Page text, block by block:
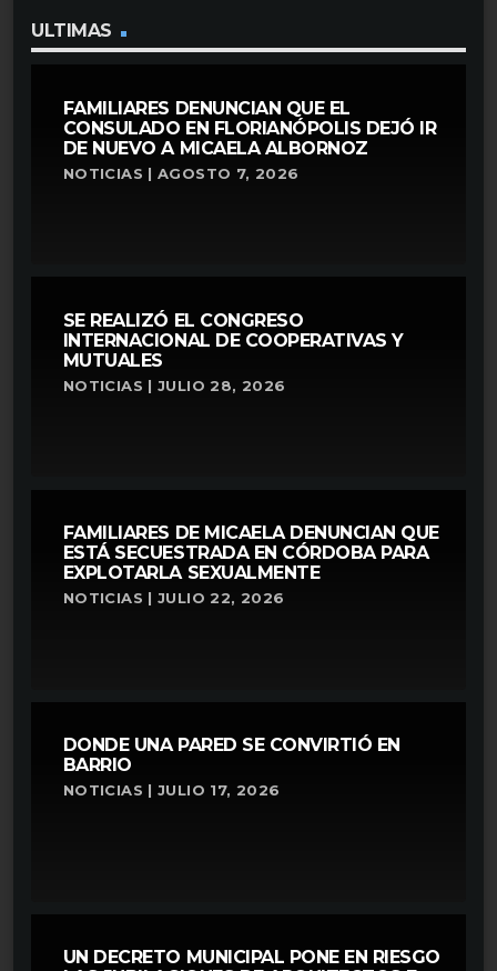
ULTIMAS
FAMILIARES DENUNCIAN QUE EL
CONSULADO EN FLORIANÓPOLIS DEJÓ IR
DE NUEVO A MICAELA ALBORNOZ
NOTICIAS | AGOSTO 7, 2026
SE REALIZÓ EL CONGRESO
INTERNACIONAL DE COOPERATIVAS Y
MUTUALES
NOTICIAS | JULIO 28, 2026
FAMILIARES DE MICAELA DENUNCIAN QUE
ESTÁ SECUESTRADA EN CÓRDOBA PARA
EXPLOTARLA SEXUALMENTE
NOTICIAS | JULIO 22, 2026
DONDE UNA PARED SE CONVIRTIÓ EN
BARRIO
NOTICIAS | JULIO 17, 2026
UN DECRETO MUNICIPAL PONE EN RIESGO